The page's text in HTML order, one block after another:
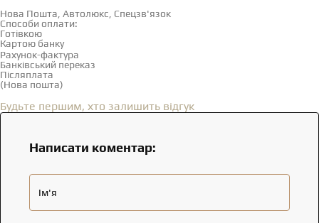
Нова Пошта, Автолюкс, Спецзв'язок
Способи оплати:
Готівкою
Картою банку
Рахунок-фактура
Банківський переказ
Післяплата
(Нова пошта)
Будьте першим, хто залишить відгук
Написати коментар:
Ім'я